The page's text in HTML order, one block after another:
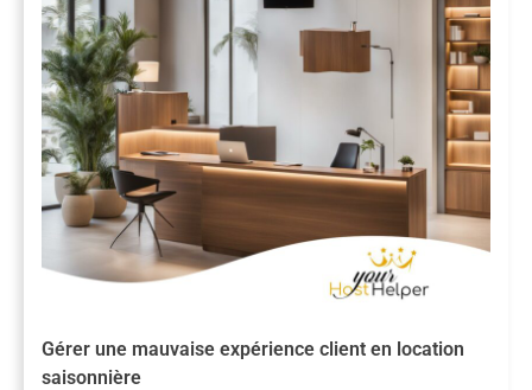
Gérer une mauvaise expérience client en location
saisonnière